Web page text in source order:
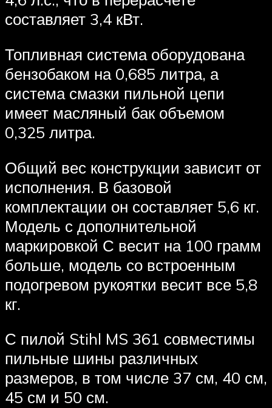
составляет 3,4 кВт.
Топливная система оборудована
бензобаком на 0,685 литра, а
система смазки пильной цепи
имеет масляный бак объемом
0,325 литра.
Общий вес конструкции зависит от
исполнения. В базовой
комплектации он составляет 5,6 кг.
Модель с дополнительной
маркировкой С весит на 100 грамм
больше, модель со встроенным
подогревом рукоятки весит все 5,8
кг.
С пилой Stihl MS 361 совместимы
пильные шины различных
размеров, в том числе 37 см, 40 см,
45 см и 50 см.